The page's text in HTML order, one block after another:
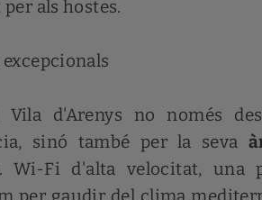
als hostes.
excepcionals
Vila d'Arenys no només
sinó també per la seva
. Wi-Fi d'alta velocitat, una